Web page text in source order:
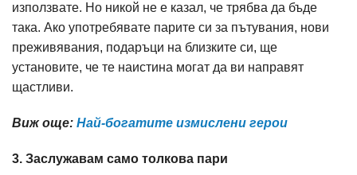
използвате. Но никой не е казал, че трябва да бъде
така. Ако употребявате парите си за пътувания, нови
преживявания, подаръци на близките си, ще
установите, че те наистина могат да ви направят
щастливи.
Виж още: Най-богатите измислени герои​
3. Заслужавам само толкова пари